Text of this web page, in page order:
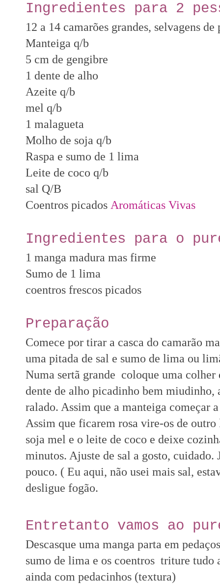
Ingredientes para 2
12 a 14 camarões grandes, selvagens
Manteiga q/b
5 cm de gengibre
1 dente de alho
Azeite q/b
mel q/b
1 malagueta
Molho de soja q/b
Raspa e sumo de 1 lima
Leite de coco q/b
sal Q/B
Coentros picados Aromáticas Vivas
Ingredientes para o
1 manga madura mas firme
Sumo de 1 lima
coentros frescos picados
Preparação
Comece por tirar a casca do camarão
uma pitada de sal e sumo de lima ou
Numa sertã grande coloque uma
dente de alho picadinho bem
ralado. Assim que a manteiga começar
Assim que ficarem rosa vire-os de
soja mel e o leite de coco e deixe
minutos. Ajuste de sal a gosto, cuidado.
pouco. ( Eu aqui, não usei mais sal,
desligue fogão.
Entretanto vamos ao
Descasque uma manga parta em
sumo de lima e os coentros triture tudo
ainda com pedacinhos (textura)